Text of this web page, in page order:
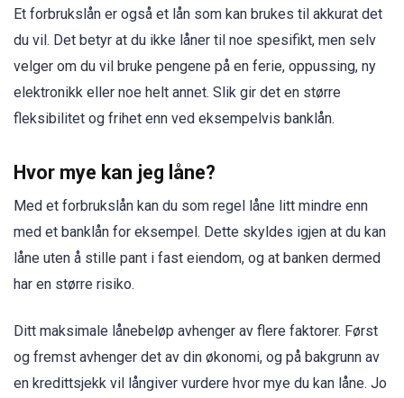
Et forbrukslån er også et lån som kan brukes til akkurat det
du vil. Det betyr at du ikke låner til noe spesifikt, men selv
velger om du vil bruke pengene på en ferie, oppussing, ny
elektronikk eller noe helt annet. Slik gir det en større
fleksibilitet og frihet enn ved eksempelvis banklån.
Hvor mye kan jeg låne?
Med et forbrukslån kan du som regel låne litt mindre enn
med et banklån for eksempel. Dette skyldes igjen at du kan
låne uten å stille pant i fast eiendom, og at banken dermed
har en større risiko.
Ditt maksimale lånebeløp avhenger av flere faktorer. Først
og fremst avhenger det av din økonomi, og på bakgrunn av
en kredittsjekk vil långiver vurdere hvor mye du kan låne. Jo